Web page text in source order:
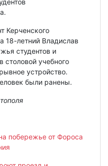
Керченского
18-летний Владислав
студентов и
столовой учебного
устройство.
были ранены.
побережье от Фороса